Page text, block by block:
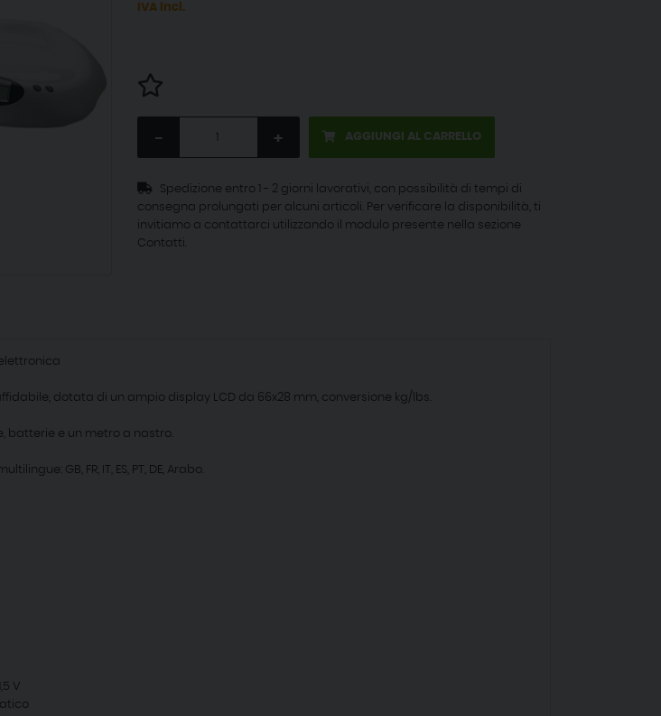
IVA incl.
- + AGGIUNGI AL CARRELLO
Spedizione entro 1 - 2 giorni lavorativi, con possibilità di tempi di
consegna prolungati per alcuni articoli. Per verificare la disponibilità, ti
invitiamo a contattarci utilizzando il modulo presente nella sezione
Contatti.
elettronica
dotata di un ampio display LCD da 66x28 mm, conversione kg/lbs.
batterie e un metro a nastro.
GB, FR, IT, ES, PT, DE, Arabo.
V